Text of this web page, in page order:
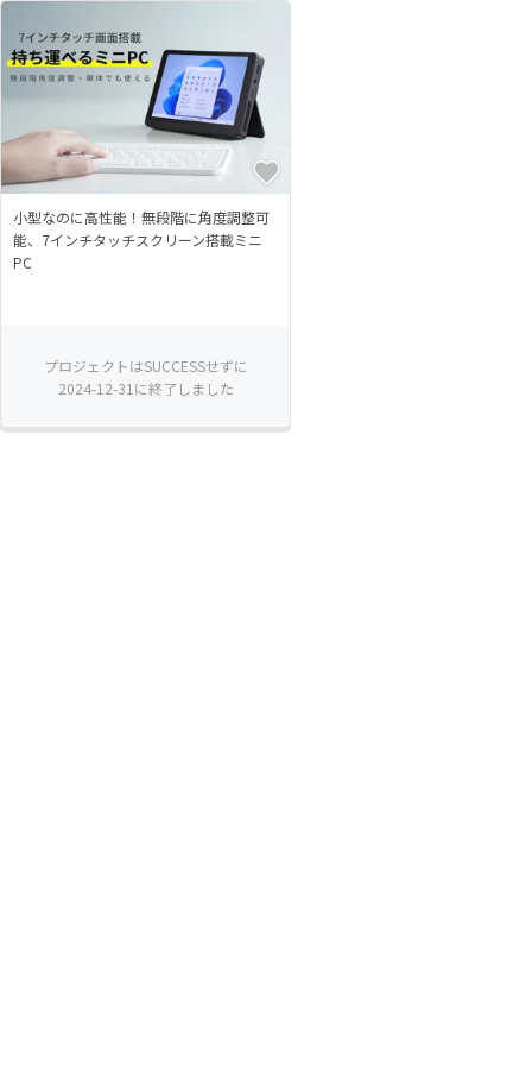
小型なのに高性能！無段階に角度調整可
能、7インチタッチスクリーン搭載ミニ
PC
プロジェクトはSUCCESSせずに
2024-12-31に終了しました